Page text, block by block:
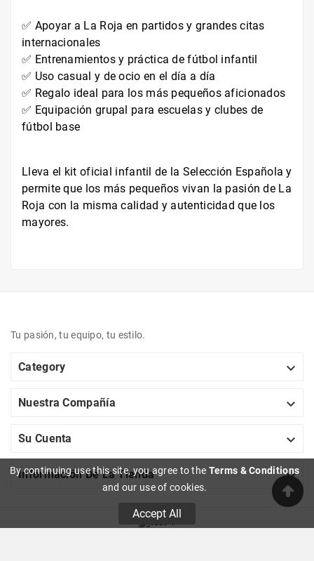
By continuing use this site, you agree to the Terms & Conditions
and our use of cookies.
Accept All
✅ Apoyar a La Roja en partidos y grandes citas
internacionales
✅ Entrenamientos y práctica de fútbol infantil
✅ Uso casual y de ocio en el día a día
✅ Regalo ideal para los más pequeños aficionados
✅ Equipación grupal para escuelas y clubes de
fútbol base
Lleva el kit oficial infantil de la Selección Española y
permite que los más pequeños vivan la pasión de La
Roja con la misma calidad y autenticidad que los
mayores.
Tu pasión, tu equipo, tu estilo.
Category 
Nuestra Compañía 
Su Cuenta 
Información De La Tienda 